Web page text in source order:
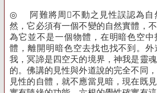
◎
阿難將周不動之見性誤認為自
然，它必須有一個不變的自然實體，
為它並不是一個物體，在明暗色空中
體，離開明暗色空去找也找不到。外
我，冥諦是四空天的境界，神我是靈
的。佛講的見性與外道說的完全不同
見性的自體，就不應當見暗，現在既